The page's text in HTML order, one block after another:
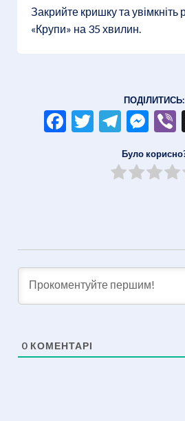
Закрийте кришку та
«Крупи» на 35 хвилин.
ПОДІЛИТИСЬ:
Facebook
Twitter
Було
0 КОМЕНТАРІ